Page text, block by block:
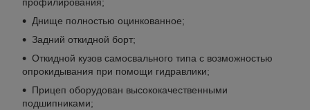
профилирования;
Днище полностью оцинкованное;
Задний откидной борт;
Откидной кузов самосвального типа с возможностью
опрокидывания при помощи гидравлики;
Прицеп оборудован высококачественными
подшипниками;